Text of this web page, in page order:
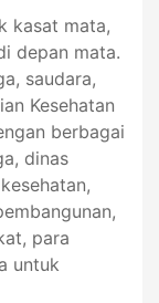
kasat mata,
depan mata.
saudara,
Kesehatan
berbagai
dinas
para
untuk